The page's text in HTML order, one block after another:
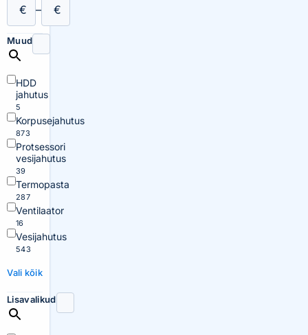
€ – €
Muud
HDD
jahutus
5
Korpusejahutus
873
Protsessori
vesijahutus
39
Termopasta
287
Ventilaator
16
Vesijahutus
543
Vali kõik
Lisavalikud